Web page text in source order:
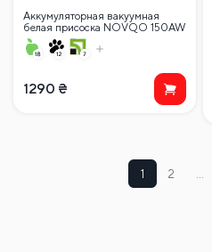
Аккумуляторная вакуумная
белая присоска NOVQO 150AW
(150 мм) в кейсе
1290 ₴
1 2